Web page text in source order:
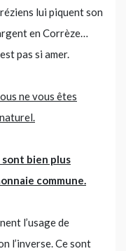
lui piquent son
en Corrèze…
pas si amer.
ne vous êtes
sont bien plus
commune.
l’usage de
l’inverse. Ce sont